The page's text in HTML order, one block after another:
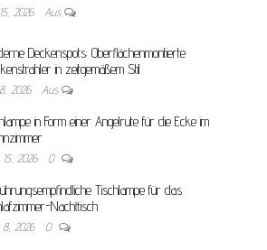
2026 Aus
Deckenspots: Oberflächenmontierte
in zeitgemäßem Stil
2026 Aus
in Form einer Angelrute für die Ecke im
15, 2026 0
Tischlampe für das
Nachttisch
8, 2026 0